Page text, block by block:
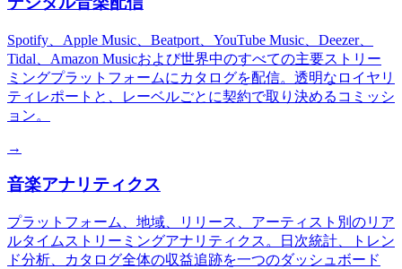
Spotify、Apple Music、Beatport、YouTube Music、Deezer、
Tidal、Amazon Musicおよび世界中のすべての主要ストリー
ミングプラットフォームにカタログを配信。透明なロイヤリ
ティレポートと、レーベルごとに契約で取り決めるコミッシ
ョン。
→
音楽アナリティクス
プラットフォーム、地域、リリース、アーティスト別のリア
ルタイムストリーミングアナリティクス。日次統計、トレン
ド分析、カタログ全体の収益追跡を一つのダッシュボード